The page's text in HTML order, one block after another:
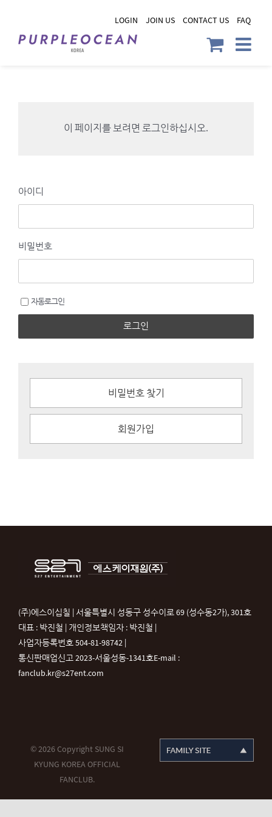
content
LOGIN JOIN US CONTACT US FAQ
이 페이지를 보려면 로그인하십시오.
아이디
비밀번호
자동로그인
로그인
비밀번호 찾기
회원가입
(주)에스이십칠 | 서울특별시 성동구 성수이로 69 (성수동2가), 301호
대표 : 박진철 | 개인정보책임자 : 박진철 |
사업자등록번호 504-81-98742 |
통신판매업신고 2023-서울성동-1341호E-mail :
fanclub.kr@s27ent.com
© 2026 Copyright SUNG SI
KYUNG KOREA OFFICIAL
FANCLUB.